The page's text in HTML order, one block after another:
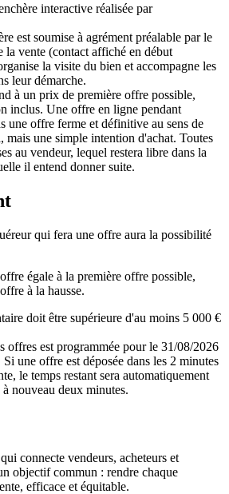
interactive réalisée par
est soumise à agrément préalable par le
la vente (contact affiché en début
la visite du bien et accompagne les
leur démarche.
à un prix de première offre possible,
inclus. Une offre en ligne pendant
une offre ferme et définitive au sens de
une simple intention d'achat. Toutes
au vendeur, lequel restera libre dans la
il entend donner suite.
qui fera une offre aura la possibilité
égale à la première offre possible,
à la hausse.
doit être supérieure d'au moins 5 000 €
offres est programmée pour le 31/08/2026
une offre est déposée dans les 2 minutes
le temps restant sera automatiquement
nouveau deux minutes.
connecte vendeurs, acheteurs et
objectif commun : rendre chaque
efficace et équitable.